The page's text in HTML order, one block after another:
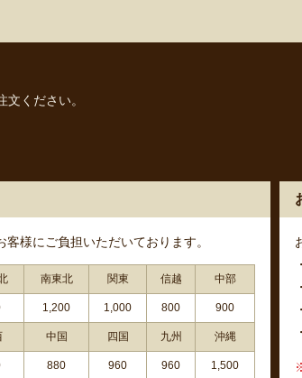
ください。
客様にご負担いただいております。
南東北 関東 信越 中部
1,200 1,000 800 900
中国 四国 九州 沖縄
880 960 960 1,500